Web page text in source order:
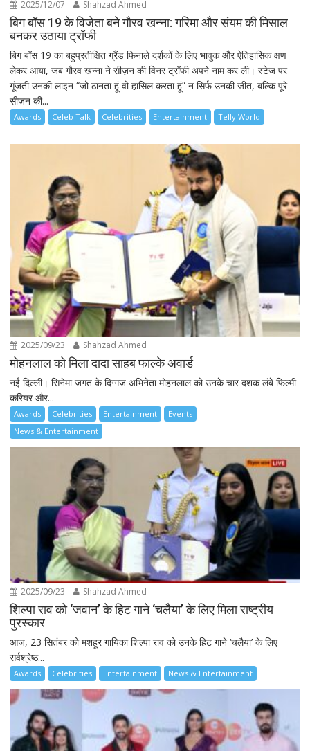
2025/12/07 Shahzad Ahmed
बिग बॉस 19 के विजेता बने गौरव खन्ना: गरिमा और संयम की मिसाल
बनकर उठाया ट्रॉफी
बिग बॉस 19 का बहुप्रतीक्षित ग्रैंड फिनाले दर्शकों के लिए भावुक और ऐतिहासिक क्षण
लेकर आया, जब गौरव खन्ना ने सीज़न की विनर ट्रॉफी अपने नाम कर ली। स्टेज पर
गूंजती उनकी लाइन “जो ठानता हूं वो हासिल करता हूं” न सिर्फ उनकी जीत, बल्कि पूरे
सीज़न की...
Awards Celeb Talk Celebrities Entertainment Telly World
2025/09/23 Shahzad Ahmed
मोहनलाल को मिला दादा साहब फाल्के अवार्ड
नई दिल्ली। सिनेमा जगत के दिग्गज अभिनेता मोहनलाल को उनके चार दशक लंबे फिल्मी
करियर और...
Awards Celebrities Entertainment
Events
News & Entertainment
2025/09/23 Shahzad Ahmed
शिल्पा राव को ‘जवान’ के हिट गाने ‘चलैया’ के लिए मिला राष्ट्रीय
पुरस्कार
आज, 23 सितंबर को मशहूर गायिका शिल्पा राव को उनके हिट गाने ‘चलैया’ के लिए
सर्वश्रेष्ठ...
Awards Celebrities Entertainment News & Entertainment